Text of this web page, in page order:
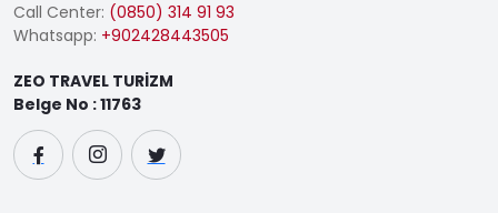
Call Center: (0850) 314 91 93
Whatsapp: +902428443505
ZEO TRAVEL TURİZM
Belge No : 11763